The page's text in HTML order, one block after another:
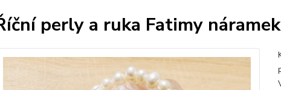
perly a ruka Fatimy